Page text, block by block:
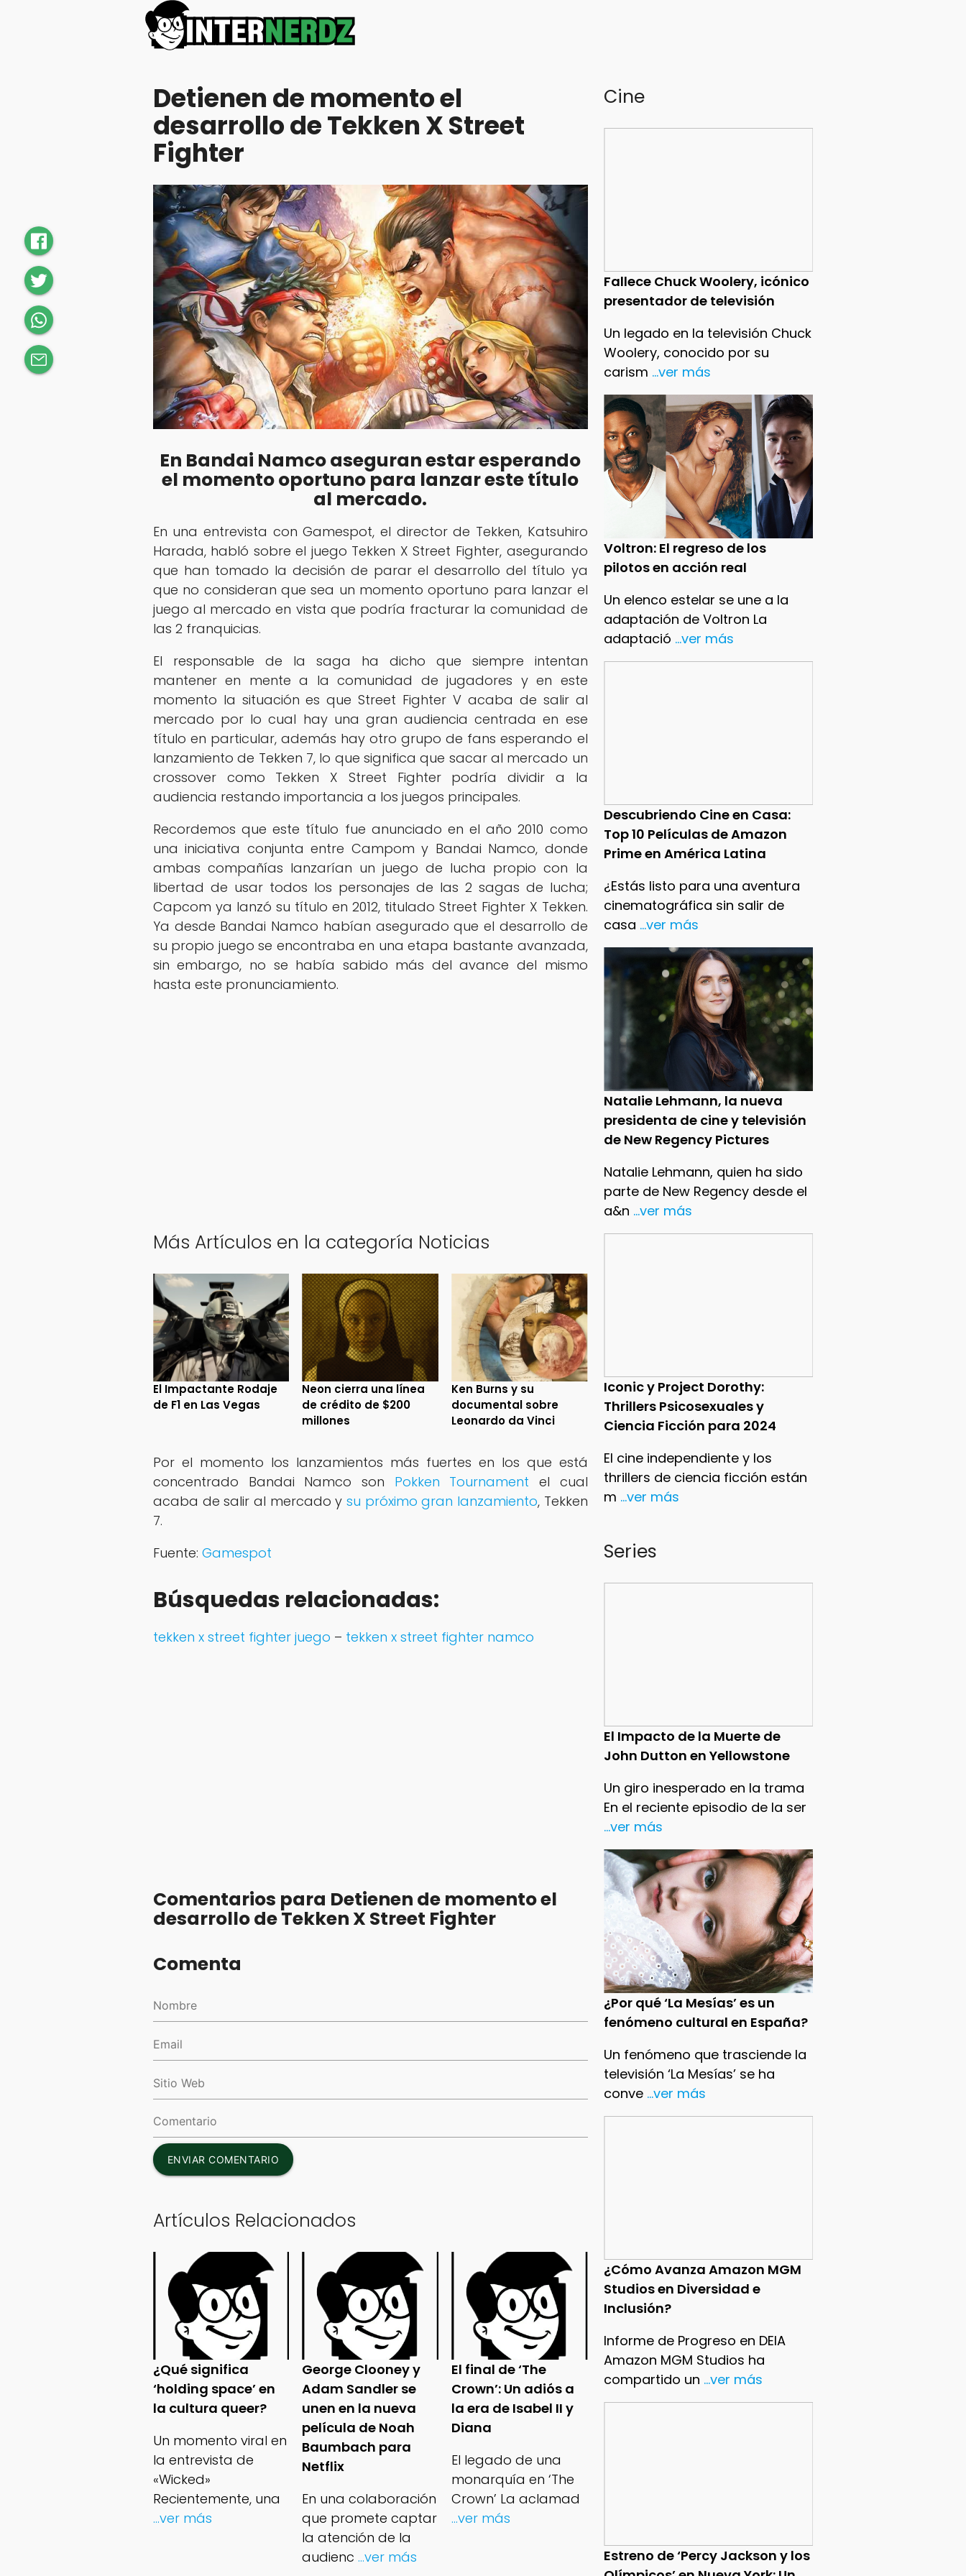
Cine
Fallece Chuck Woolery, icónico
presentador de televisión
Un legado en la televisión Chuck
Woolery, conocido por su
carism ...ver más
Voltron: El regreso de los
pilotos en acción real
Un elenco estelar se une a la
adaptación de Voltron La
adaptació ...ver más
Descubriendo Cine en Casa:
Top 10 Películas de Amazon
Prime en América Latina
¿Estás listo para una aventura
cinematográfica sin salir de
casa ...ver más
Natalie Lehmann, la nueva
presidenta de cine y televisión
de New Regency Pictures
Natalie Lehmann, quien ha sido
parte de New Regency desde el
a&n ...ver más
Iconic y Project Dorothy:
Thrillers Psicosexuales y
Ciencia Ficción para 2024
El cine independiente y los
thrillers de ciencia ficción están
m ...ver más
Series
El Impacto de la Muerte de
John Dutton en Yellowstone
Un giro inesperado en la trama
En el reciente episodio de la ser
...ver más
¿Por qué ‘La Mesías’ es un
fenómeno cultural en España?
Un fenómeno que trasciende la
televisión ‘La Mesías’ se ha
conve ...ver más
¿Cómo Avanza Amazon MGM
Studios en Diversidad e
Inclusión?
Informe de Progreso en DEIA
Amazon MGM Studios ha
compartido un ...ver más
Estreno de ‘Percy Jackson y los
Detienen de momento el
desarrollo de Tekken X Street
Fighter
En Bandai Namco aseguran estar esperando
el momento oportuno para lanzar este título
al mercado.
En una entrevista con Gamespot, el director de Tekken, Katsuhiro
Harada, habló sobre el juego Tekken X Street Fighter, asegurando
que han tomado la decisión de parar el desarrollo del título ya
que no consideran que sea un momento oportuno para lanzar el
juego al mercado en vista que podría fracturar la comunidad de
las 2 franquicias.
El responsable de la saga ha dicho que siempre intentan
mantener en mente a la comunidad de jugadores y en este
momento la situación es que Street Fighter V acaba de salir al
mercado por lo cual hay una gran audiencia centrada en ese
título en particular, además hay otro grupo de fans esperando el
lanzamiento de Tekken 7, lo que significa que sacar al mercado un
crossover como Tekken X Street Fighter podría dividir a la
audiencia restando importancia a los juegos principales.
Recordemos que este título fue anunciado en el año 2010 como
una iniciativa conjunta entre Campom y Bandai Namco, donde
ambas compañías lanzarían un juego de lucha propio con la
libertad de usar todos los personajes de las 2 sagas de lucha;
Capcom ya lanzó su título en 2012, titulado Street Fighter X Tekken.
Ya desde Bandai Namco habían asegurado que el desarrollo de
su propio juego se encontraba en una etapa bastante avanzada,
sin embargo, no se había sabido más del avance del mismo
hasta este pronunciamiento.
Más Artículos en la categoría Noticias
El Impactante Rodaje
de F1 en Las Vegas
Neon cierra una línea
de crédito de $200
millones
Ken Burns y su
documental sobre
Leonardo da Vinci
Por el momento los lanzamientos más fuertes en los que está
concentrado Bandai Namco son Pokken Tournament el cual
acaba de salir al mercado y su próximo gran lanzamiento, Tekken
7.
Fuente: Gamespot
Búsquedas relacionadas:
tekken x street fighter juego – tekken x street fighter namco
Comentarios para Detienen de momento el
desarrollo de Tekken X Street Fighter
Comenta
ENVIAR COMENTARIO
Artículos Relacionados
¿Qué significa
‘holding space’ en
la cultura queer?
Un momento viral en
la entrevista de
«Wicked»
Recientemente, una
...ver más
George Clooney y
Adam Sandler se
unen en la nueva
película de Noah
Baumbach para
Netflix
En una colaboración
que promete captar
la atención de la
audienc ...ver más
El final de ‘The
Crown’: Un adiós a
la era de Isabel II y
Diana
El legado de una
monarquía en ‘The
Crown’ La aclamad
...ver más